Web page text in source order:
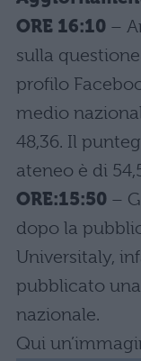
ORE 16:10 –
sulla
profilo
medio
48,36. Il
ateneo è di
ORE:15:50 –
dopo la
Universitaly,
pubblicato
nazionale.
Qui